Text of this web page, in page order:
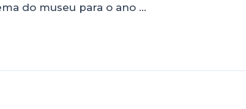
do museu para o ano …